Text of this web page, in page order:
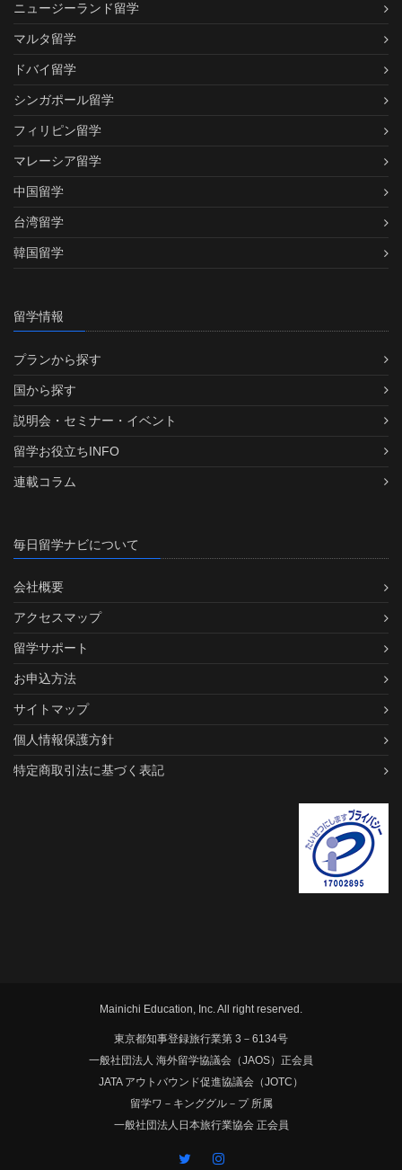
ニュージーランド留学
マルタ留学
ドバイ留学
シンガポール留学
フィリピン留学
マレーシア留学
中国留学
台湾留学
韓国留学
留学情報
プランから探す
国から探す
説明会・セミナー・イベント
留学お役立ちINFO
連載コラム
毎日留学ナビについて
会社概要
アクセスマップ
留学サポート
お申込方法
サイトマップ
個人情報保護方針
特定商取引法に基づく表記
Mainichi Education, Inc. All right reserved.
東京都知事登録旅行業第 3－6134号
一般社団法人 海外留学協議会（JAOS）正会員
JATA アウトバウンド促進協議会（JOTC）
留学ワ－キンググル－プ 所属
一般社団法人日本旅行業協会 正会員